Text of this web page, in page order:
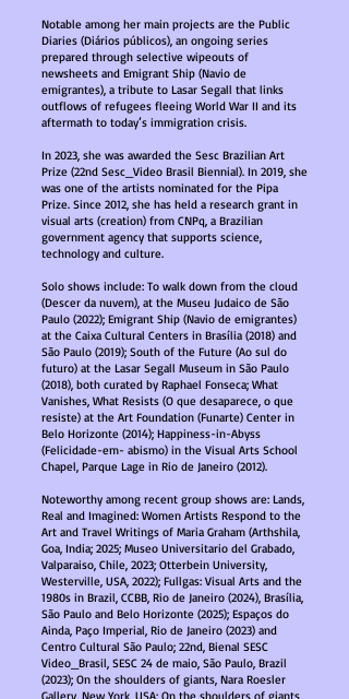
Notable among her main projects are the Public
Diaries (Diários públicos), an ongoing series
prepared through selective wipeouts of
newsheets and Emigrant Ship (Navio de
emigrantes), a tribute to Lasar Segall that links
outflows of refugees fleeing World War II and its
aftermath to today’s immigration crisis.
In 2023, she was awarded the Sesc Brazilian Art
Prize (22nd Sesc_Video Brasil Biennial). In 2019, she
was one of the artists nominated for the Pipa
Prize. Since 2012, she has held a research grant in
visual arts (creation) from CNPq, a Brazilian
government agency that supports science,
technology and culture.
Solo shows include: To walk down from the cloud
(Descer da nuvem), at the Museu Judaico de São
Paulo (2022); Emigrant Ship (Navio de emigrantes)
at the Caixa Cultural Centers in Brasília (2018) and
São Paulo (2019); South of the Future (Ao sul do
futuro) at the Lasar Segall Museum in São Paulo
(2018), both curated by Raphael Fonseca; What
Vanishes, What Resists (O que desaparece, o que
resiste) at the Art Foundation (Funarte) Center in
Belo Horizonte (2014); Happiness-in-Abyss
(Felicidade-em- abismo) in the Visual Arts School
Chapel, Parque Lage in Rio de Janeiro (2012).
Noteworthy among recent group shows are: Lands,
Real and Imagined: Women Artists Respond to the
Art and Travel Writings of Maria Graham (Arthshila,
Goa, India; 2025; Museo Universitario del Grabado,
Valparaiso, Chile, 2023; Otterbein University,
Westerville, USA, 2022); Fullgas: Visual Arts and the
1980s in Brazil, CCBB, Rio de Janeiro (2024), Brasília,
São Paulo and Belo Horizonte (2025); Espaços do
Ainda, Paço Imperial, Rio de Janeiro (2023) and
Centro Cultural São Paulo; 22nd, Bienal SESC
Video_Brasil, SESC 24 de maio, São Paulo, Brazil
(2023); On the shoulders of giants, Nara Roesler
Gallery, New York, USA; On the shoulders of giants,